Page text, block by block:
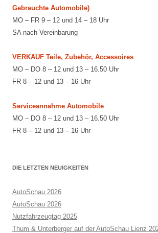
Gebrauchte Automobile)
MO – FR 9 – 12 und 14 – 18 Uhr
SA nach Vereinbarung
VERKAUF Teile, Zubehör, Accessoires
MO – DO 8 – 12 und 13 – 16.50 Uhr
FR 8 – 12 und 13 – 16 Uhr
Serviceannahme Automobile
MO – DO 8 – 12 und 13 – 16.50 Uhr
FR 8 – 12 und 13 – 16 Uhr
DIE LETZTEN NEUIGKEITEN
AutoSchau 2026
AutoSchau 2026
Nutzfahrzeugtag 2025
Thum & Unterberger auf der AutoSchau Lienz